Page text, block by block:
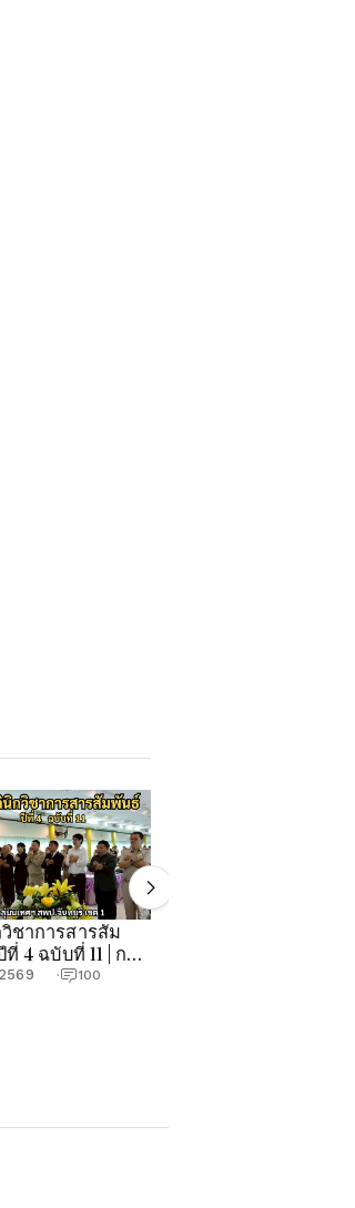
ชาการสารสัม
4 ฉบับที่ 11 | กลุ่ม
สพป.จันทบุรี เขต
· 100